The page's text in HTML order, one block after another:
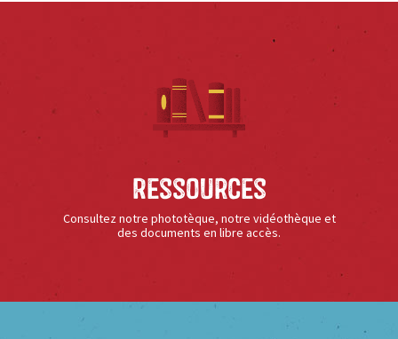
Ressources
Consultez notre phototèque, notre vidéothèque et
des documents en libre accès.